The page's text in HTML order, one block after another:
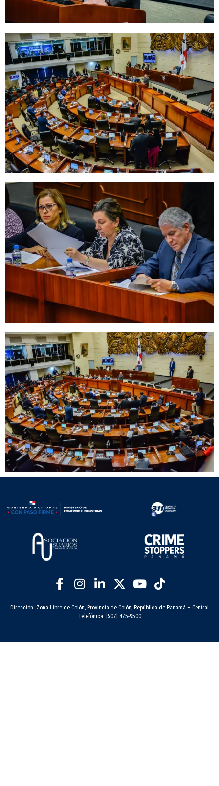
Dirección: Zona Libre de Colón, Provincia de Colón, República de Panamá – Central
Telefónica: [507] 475-9500